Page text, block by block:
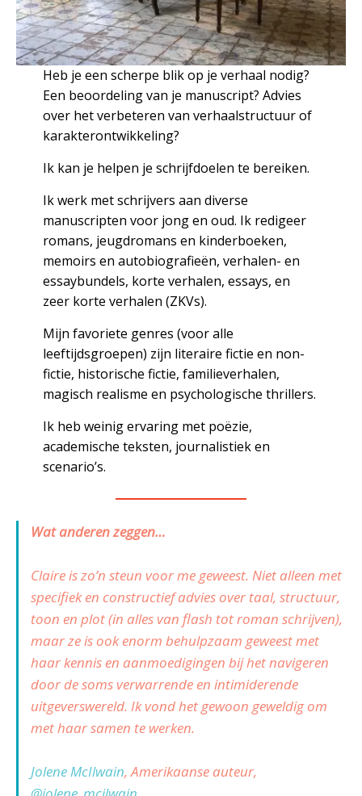
Heb je een scherpe blik op je verhaal nodig?
Een beoordeling van je manuscript? Advies
over het verbeteren van verhaalstructuur of
karakterontwikkeling?
Ik kan je helpen je schrijfdoelen te bereiken.
Ik werk met schrijvers aan diverse
manuscripten voor jong en oud. Ik redigeer
romans, jeugdromans en kinderboeken,
memoirs en autobiografieën, verhalen- en
essaybundels, korte verhalen, essays, en
zeer korte verhalen (ZKVs).
Mijn favoriete genres (voor alle
leeftijdsgroepen) zijn literaire fictie en non-
fictie, historische fictie, familieverhalen,
magisch realisme en psychologische thrillers.
Ik heb weinig ervaring met poëzie,
academische teksten, journalistiek en
scenario’s.
—————————
Wat anderen zeggen…
Claire is zo’n steun voor me geweest. Niet alleen met
specifiek en constructief advies over taal, structuur,
toon en plot (in alles van flash tot roman schrijven),
maar ze is ook enorm behulpzaam geweest met
haar kennis en aanmoedigingen bij het navigeren
door de soms verwarrende en intimiderende
uitgeverswereld. Ik vond het gewoon geweldig om
met haar samen te werken.
Jolene McIlwain, Amerikaanse auteur,